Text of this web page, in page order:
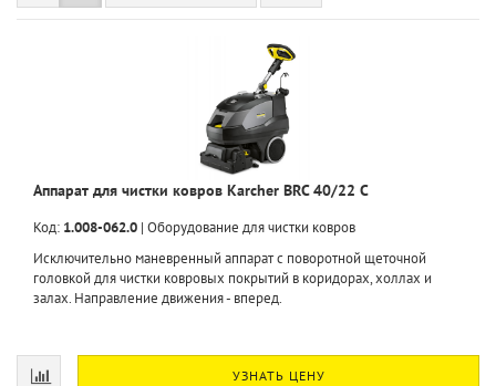
Аппарат для чистки ковров Karcher BRC 40/22 C
Код: 1.008-062.0 | Оборудование для чистки ковров
Исключительно маневренный аппарат с поворотной щеточной
головкой для чистки ковровых покрытий в коридорах, холлах и
залах. Направление движения - вперед.
УЗНАТЬ ЦЕНУ